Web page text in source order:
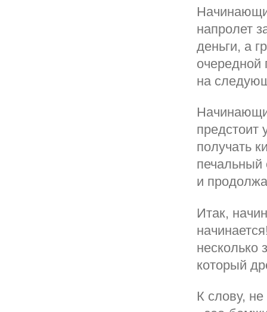
напролет
деньги, а
очередной
на
предстоит
получать
печальный
и
Итак,
несколько
который
К слову,